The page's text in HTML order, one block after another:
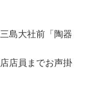
島大社前「陶器
店員までお声掛